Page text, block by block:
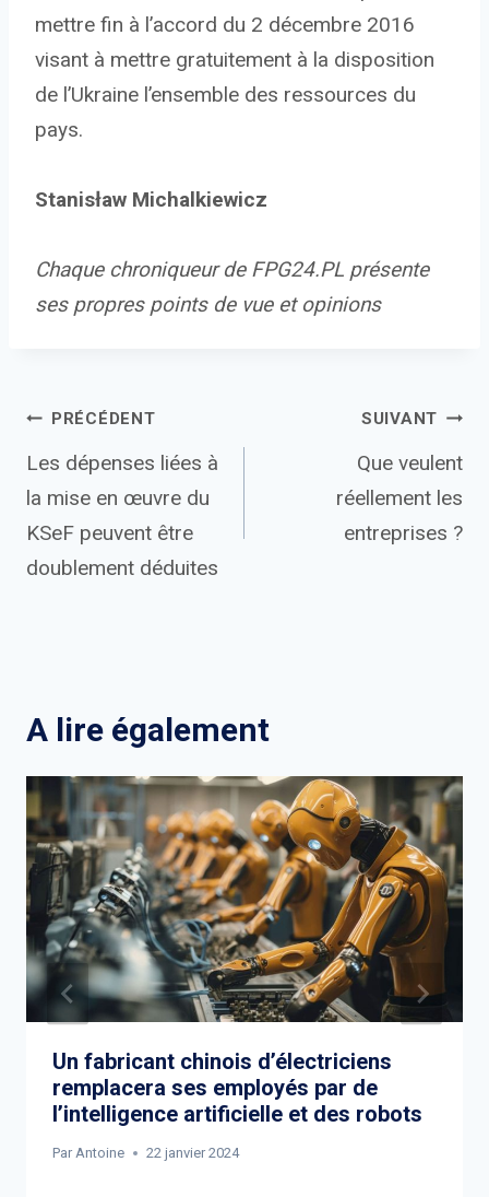
mettre fin à l’accord du 2 décembre 2016
visant à mettre gratuitement à la disposition
de l’Ukraine l’ensemble des ressources du
pays.
Stanisław Michalkiewicz
Chaque chroniqueur de FPG24.PL présente
ses propres points de vue et opinions
Navigation
de
l’article
PRÉCÉDENT
Les dépenses liées à
la mise en œuvre du
KSeF peuvent être
doublement déduites
SUIVANT
Que veulent
réellement les
entreprises ?
A lire également
Un fabricant chinois d’électriciens
remplacera ses employés par de
l’intelligence artificielle et des robots
Par Antoine 22 janvier 2024